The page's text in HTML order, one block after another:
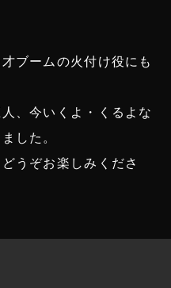
ブームの火付け役にも
、今いくよ・くるよな
した。
うぞお楽しみくださ